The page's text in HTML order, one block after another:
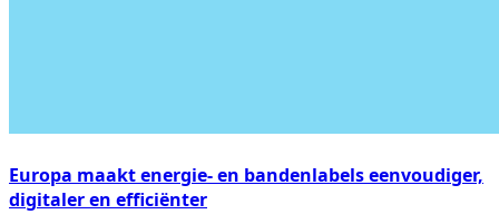
Europa maakt energie- en bandenlabels eenvoudiger,
digitaler en efficiënter